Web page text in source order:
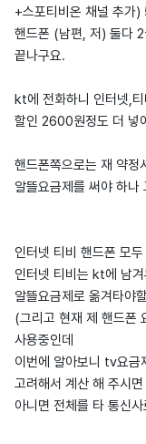
+스포티비온 채널 추가
핸드폰 (남편, 저) 둘다 2
끝나구요.
kt에 전화하니 인터넷,
할인 2600원정도 더 넣
핸드폰쪽으로는 재 약정
알뜰요금제를 써야 하나
인터넷 티비 핸드폰 모
인터넷 티비는 kt에 남
알뜰요금제로 옮겨타야
(그리고 현재 제 핸드폰
사용중인데
이번에 알아보니 tv요금
고려해서 계산 해 주시
아니면 전체를 타 통신